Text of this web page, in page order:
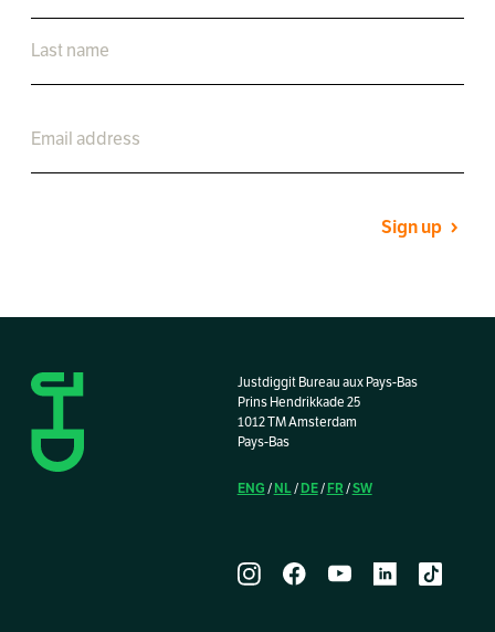
Sign up
Justdiggit Bureau aux Pays-Bas
Prins Hendrikkade 25
1012 TM Amsterdam
Pays-Bas
ENG / NL / DE/ FR /SW